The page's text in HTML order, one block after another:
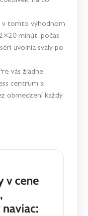
v tomto výhodnom
minút, počas
uvoľnia svaly po
vás žiadne
centrum si
obmedzení každý
v cene